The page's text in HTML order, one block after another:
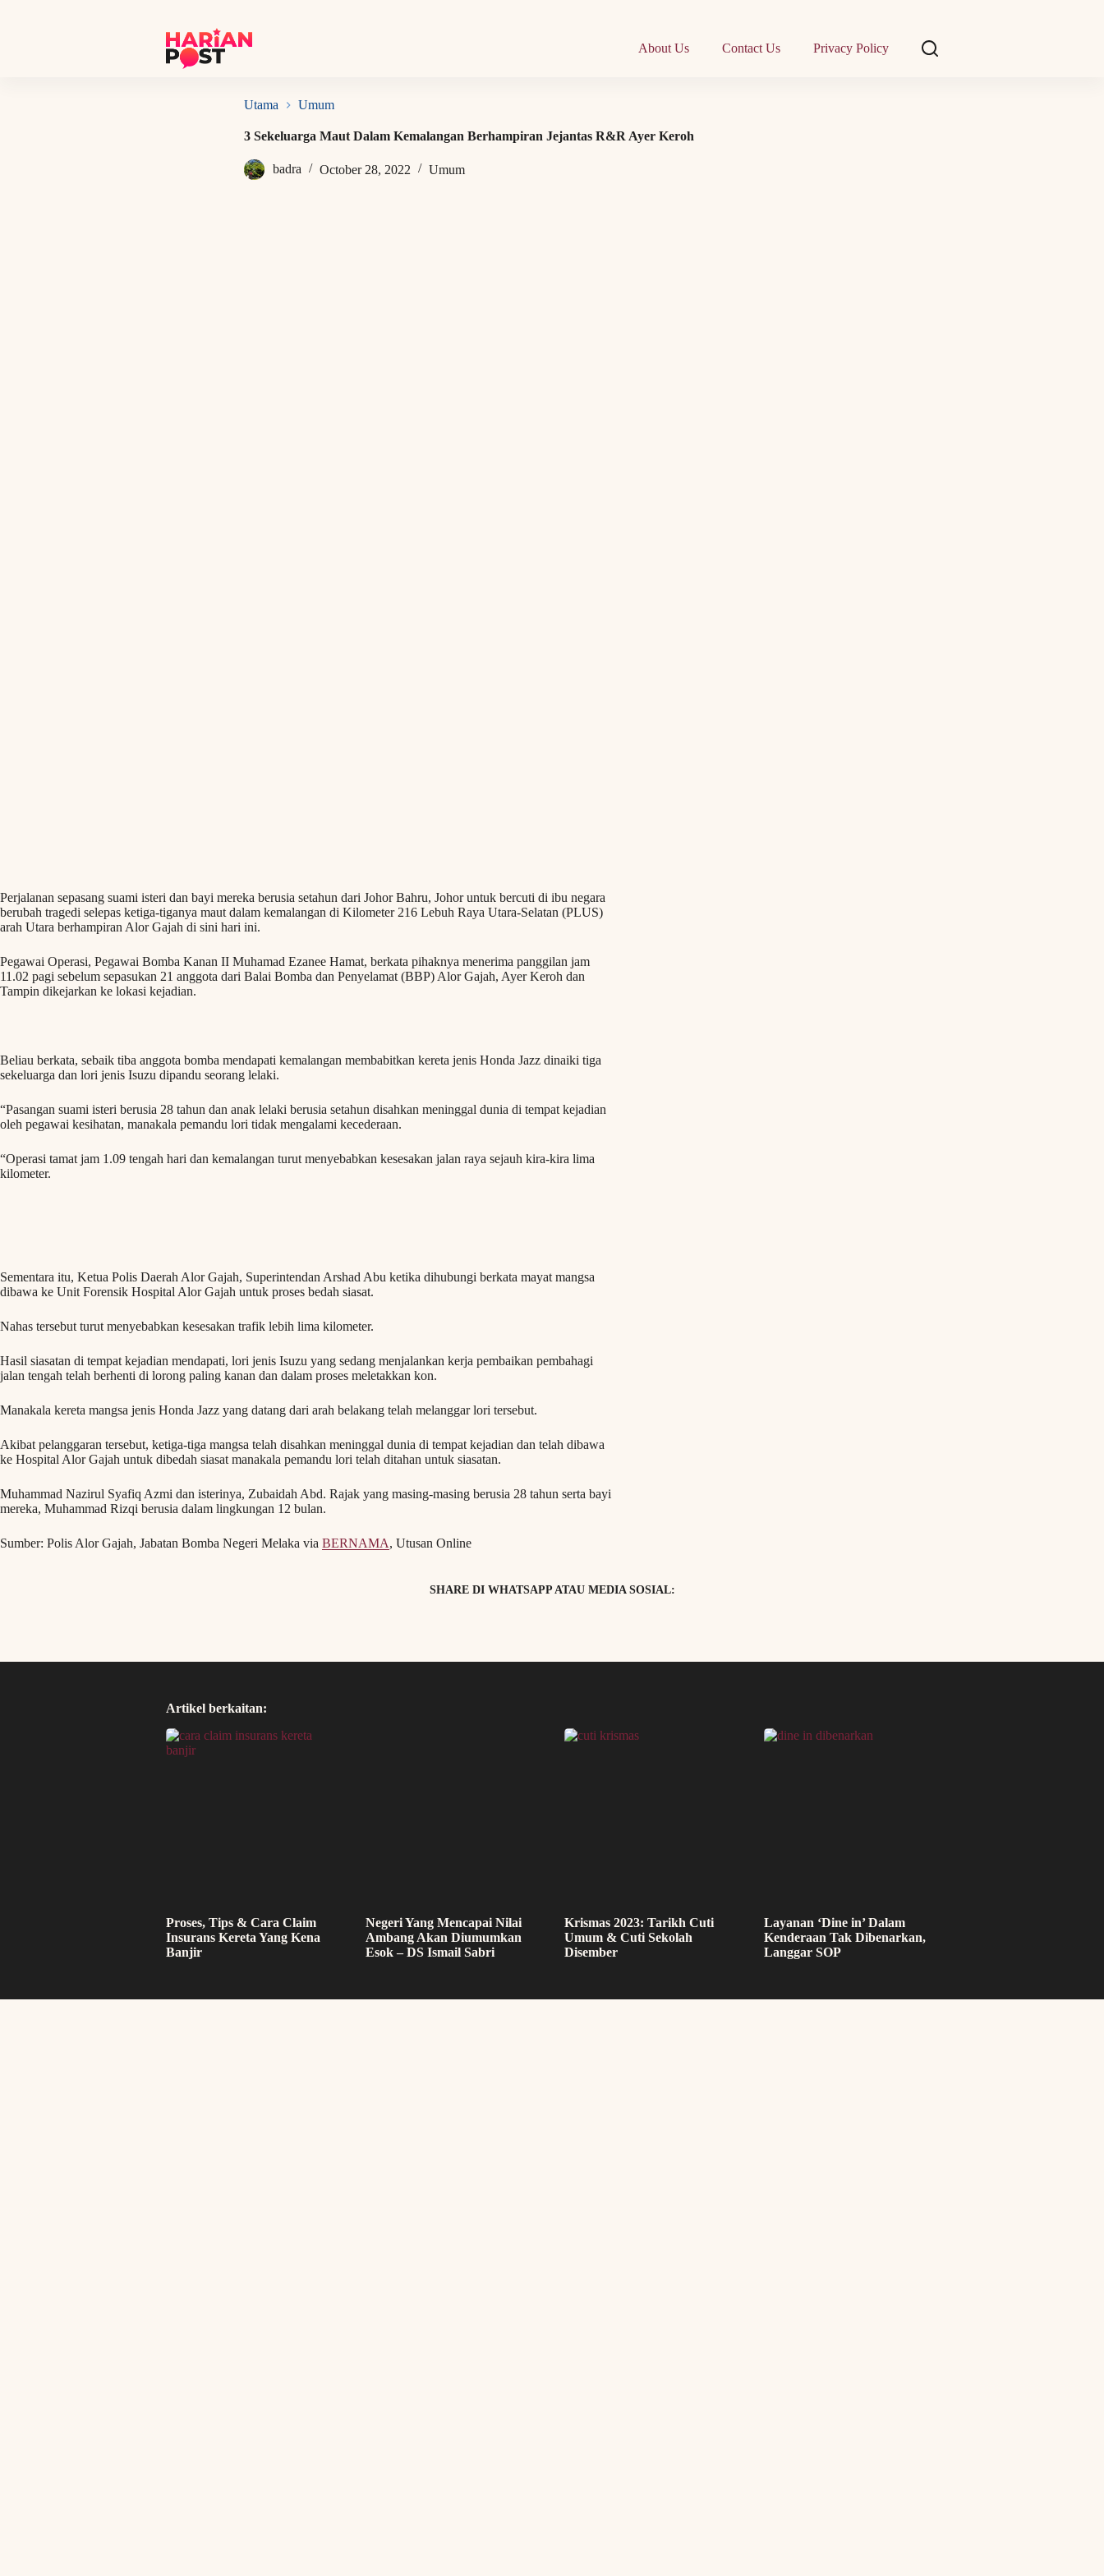
About Us Contact Us Privacy Policy
Utama Umum
3 Sekeluarga Maut Dalam Kemalangan Berhampiran Jejantas R&R Ayer Keroh
badra October 28, 2022 Umum
Perjalanan sepasang suami isteri dan bayi mereka berusia setahun dari Johor Bahru, Johor untuk bercuti di ibu negara
berubah tragedi selepas ketiga-tiganya maut dalam kemalangan di Kilometer 216 Lebuh Raya Utara-Selatan (PLUS)
arah Utara berhampiran Alor Gajah di sini hari ini.
Pegawai Operasi, Pegawai Bomba Kanan II Muhamad Ezanee Hamat, berkata pihaknya menerima panggilan jam
11.02 pagi sebelum sepasukan 21 anggota dari Balai Bomba dan Penyelamat (BBP) Alor Gajah, Ayer Keroh dan
Tampin dikejarkan ke lokasi kejadian.
Beliau berkata, sebaik tiba anggota bomba mendapati kemalangan membabitkan kereta jenis Honda Jazz dinaiki tiga
sekeluarga dan lori jenis Isuzu dipandu seorang lelaki.
“Pasangan suami isteri berusia 28 tahun dan anak lelaki berusia setahun disahkan meninggal dunia di tempat kejadian
oleh pegawai kesihatan, manakala pemandu lori tidak mengalami kecederaan.
“Operasi tamat jam 1.09 tengah hari dan kemalangan turut menyebabkan kesesakan jalan raya sejauh kira-kira lima
kilometer.
Sementara itu, Ketua Polis Daerah Alor Gajah, Superintendan Arshad Abu ketika dihubungi berkata mayat mangsa
dibawa ke Unit Forensik Hospital Alor Gajah untuk proses bedah siasat.
Nahas tersebut turut menyebabkan kesesakan trafik lebih lima kilometer.
Hasil siasatan di tempat kejadian mendapati, lori jenis Isuzu yang sedang menjalankan kerja pembaikan pembahagi
jalan tengah telah berhenti di lorong paling kanan dan dalam proses meletakkan kon.
Manakala kereta mangsa jenis Honda Jazz yang datang dari arah belakang telah melanggar lori tersebut.
Akibat pelanggaran tersebut, ketiga-tiga mangsa telah disahkan meninggal dunia di tempat kejadian dan telah dibawa
ke Hospital Alor Gajah untuk dibedah siasat manakala pemandu lori telah ditahan untuk siasatan.
Muhammad Nazirul Syafiq Azmi dan isterinya, Zubaidah Abd. Rajak yang masing-masing berusia 28 tahun serta bayi
mereka, Muhammad Rizqi berusia dalam lingkungan 12 bulan.
Sumber: Polis Alor Gajah, Jabatan Bomba Negeri Melaka via BERNAMA, Utusan Online
SHARE DI WHATSAPP ATAU MEDIA SOSIAL:
Artikel berkaitan:
Proses, Tips & Cara Claim
Insurans Kereta Yang Kena
Banjir
Negeri Yang Mencapai Nilai
Ambang Akan Diumumkan
Esok – DS Ismail Sabri
Krismas 2023: Tarikh Cuti
Umum & Cuti Sekolah
Disember
Layanan ‘Dine in’ Dalam
Kenderaan Tak Dibenarkan,
Langgar SOP